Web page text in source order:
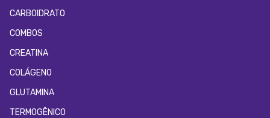
CARBOIDRATO
COMBOS
CREATINA
COLÁGENO
GLUTAMINA
TERMOGÊNICO